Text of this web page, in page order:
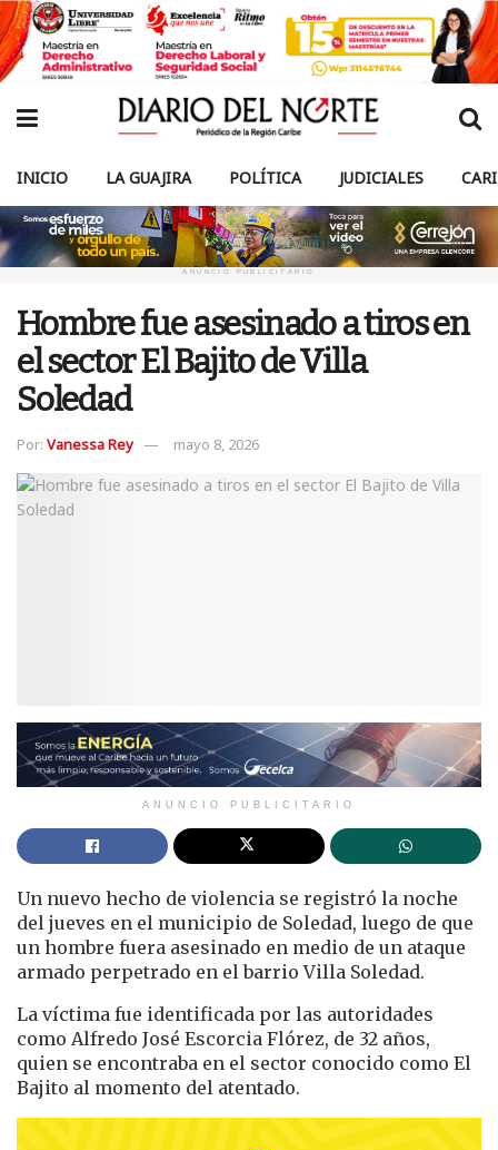
INICIO LA GUAJIRA POLÍTICA JUDICIALES
ANUNCIO PUBLICITARIO
Hombre fue asesinado a tiros en
el sector El Bajito de Villa
Soledad
Por: Vanessa Rey mayo 8, 2026
ANUNCIO PUBLICITARIO
Un nuevo hecho de violencia se registró la noche
del jueves en el municipio de Soledad, luego de que
un hombre fuera asesinado en medio de un ataque
armado perpetrado en el barrio Villa Soledad.
La víctima fue identificada por las autoridades
como Alfredo José Escorcia Flórez, de 32 años,
quien se encontraba en el sector conocido como El
Bajito al momento del atentado.